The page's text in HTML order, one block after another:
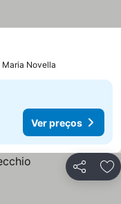
Maria Novella
Ver preços
Partilhar